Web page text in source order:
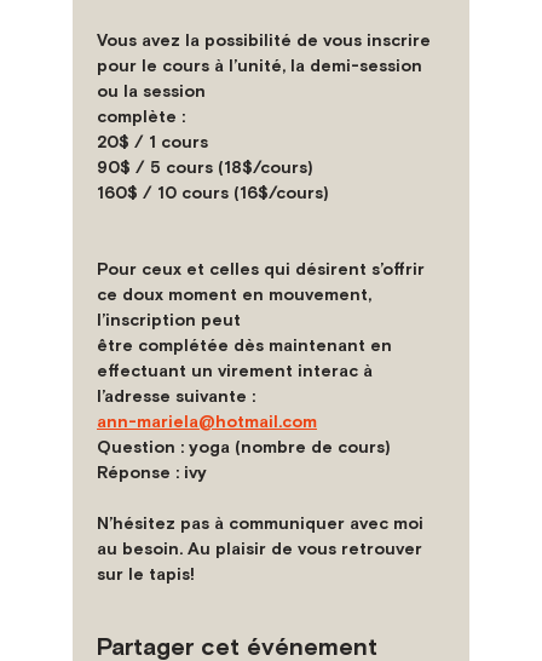
Vous avez la possibilité de vous inscrire
pour le cours à l’unité, la demi-session
ou la session
complète :
20$ / 1 cours
90$ / 5 cours (18$/cours)
160$ / 10 cours (16$/cours)
Pour ceux et celles qui désirent s’offrir
ce doux moment en mouvement,
l’inscription peut
être complétée dès maintenant en
effectuant un virement interac à
l’adresse suivante :
ann-mariela@hotmail.com
Question : yoga (nombre de cours)
Réponse : ivy
N’hésitez pas à communiquer avec moi
au besoin. Au plaisir de vous retrouver
sur le tapis!
Partager cet événement